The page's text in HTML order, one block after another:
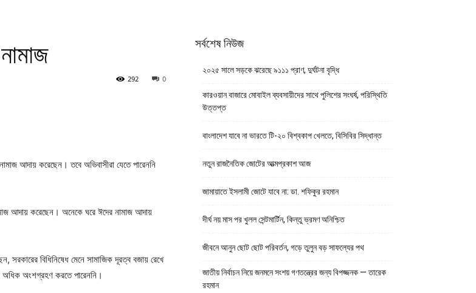
0
292
আদায় করেছেন। তবে অভিবাসীরা যেতে পারেননি
আদায় করেছেন। অনেকে ঘরে ঈদের নামাজ আদায়
বিধিনিষেধ মেনে সামাজিক দূরত্ব বজায় রেখে
অংশগ্রহণ করতে পারেননি।
সর্বশেষ নিউজ
২০২৫ সালে সড়কে ঝরেছে ৯১১১ প্রাণ, দুর্ঘটনা বৃদ্ধি
কারওয়ান বাজারে মোবাইল ব্যবসায়ীদের সাথে পুলিশের সংঘর্ষ, পরিস্থিতি
উত্তপ্ত
বাংলাদেশ যাবে না ভারতে টি-২০ বিশ্বকাপ খেলতে, বিসিবির সিদ্ধান্ত
নতুন রাজনৈতিক জোটের আত্মপ্রকাশ আজ
জামায়াতে ইসলামী জোটে যাবে না: ডা. শফিকুর রহমান
দীর্ঘ নয় মাস পর খুলল সেন্টমার্টিন, কিন্তু ভ্রমণ অনিশ্চিত
জীবনে আনুন ছোট ছোট পরিবর্তন, গড়ে তুলুন বড় সাফল্যের পথ
জাতীয় নির্বাচন নিয়ে জনমনে সংশয় গণতন্ত্রের জন্য বিপজ্জনক — তারেক
রহমান